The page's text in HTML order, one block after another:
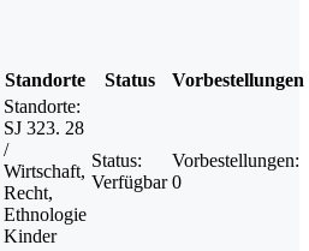
Standorte Status Vorbestellungen
Standorte:
SJ 323. 28
/
Wirtschaft,
Recht,
Ethnologie
Kinder
Status:
Verfügbar
Vorbestellungen:
0